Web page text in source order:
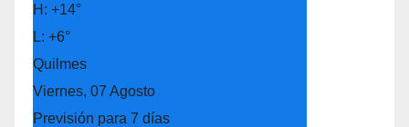
H: +14°
L: +6°
Quilmes
Viernes, 07 Agosto
Previsión para 7 días